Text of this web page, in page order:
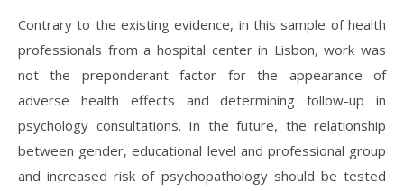
Contrary to the existing evidence, in this sample of health
professionals from a hospital center in Lisbon, work was
not the preponderant factor for the appearance of
adverse health effects and determining follow-up in
psychology consultations. In the future, the relationship
between gender, educational level and professional group
and increased risk of psychopathology should be tested